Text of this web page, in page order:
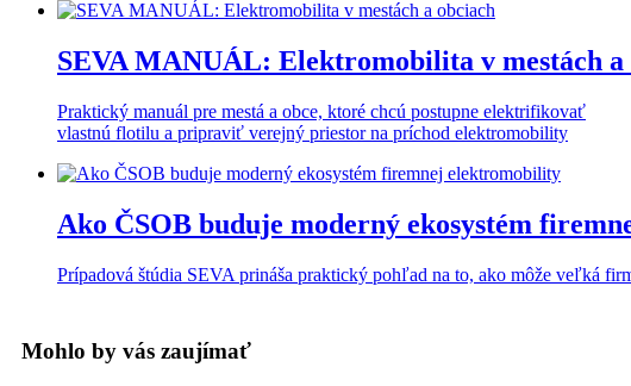
SEVA MANUÁL: Elektromobilita v mestách a
Praktický manuál pre mestá a obce, ktoré chcú postupne elektrifikovať
vlastnú flotilu a pripraviť verejný priestor na príchod elektromobility
Ako ČSOB buduje moderný ekosystém
Prípadová štúdia SEVA prináša praktický pohľad na to, ako môže veľká
Mohlo by vás zaujímať